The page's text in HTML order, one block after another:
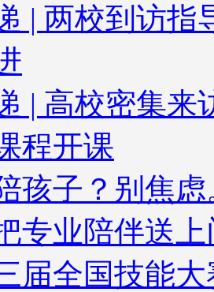
| 两校到访指
| 高校密集来
程开课
孩子？别焦
专业陪伴送上
届全国技能